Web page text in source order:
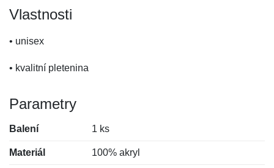
Vlastnosti
• unisex
• kvalitní pletenina
Parametry
Balení 1 ks
Materiál 100% akryl